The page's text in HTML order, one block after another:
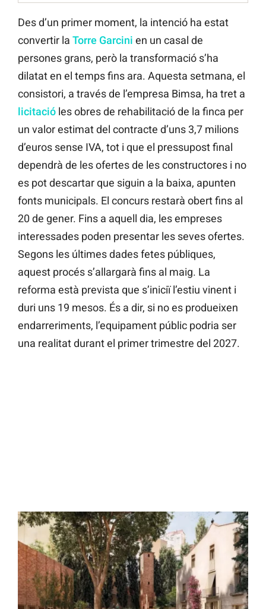
Des d’un primer moment, la intenció ha estat
convertir la Torre Garcini en un casal de
persones grans, però la transformació s’ha
dilatat en el temps fins ara. Aquesta setmana, el
consistori, a través de l’empresa Bimsa, ha tret a
licitació les obres de rehabilitació de la finca per
un valor estimat del contracte d’uns 3,7 milions
d’euros sense IVA, tot i que el pressupost final
dependrà de les ofertes de les constructores i no
es pot descartar que siguin a la baixa, apunten
fonts municipals. El concurs restarà obert fins al
20 de gener. Fins a aquell dia, les empreses
interessades poden presentar les seves ofertes.
Segons les últimes dades fetes públiques,
aquest procés s’allargarà fins al maig. La
reforma està prevista que s’iniciï l’estiu vinent i
duri uns 19 mesos. És a dir, si no es produeixen
endarreriments, l’equipament públic podria ser
una realitat durant el primer trimestre del 2027.